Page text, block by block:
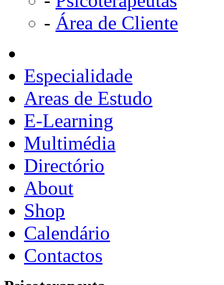
- Área de Cliente
Especialidade
Areas de Estudo
E-Learning
Multimédia
Directório
About
Shop
Calendário
Contactos